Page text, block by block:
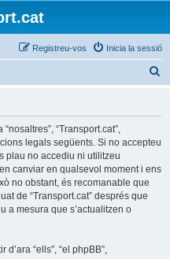
Inicia la sessió
Registreu-vos
“Transport.cat”,
legals següents. Si no accepteu
plau no accediu ni utilitzeu
canviar en qualsevol moment i ens
no obstant, és recomanable que
de “Transport.cat” després que
a mesura que s’actualitzen o
“ells”, “el phpBB”,